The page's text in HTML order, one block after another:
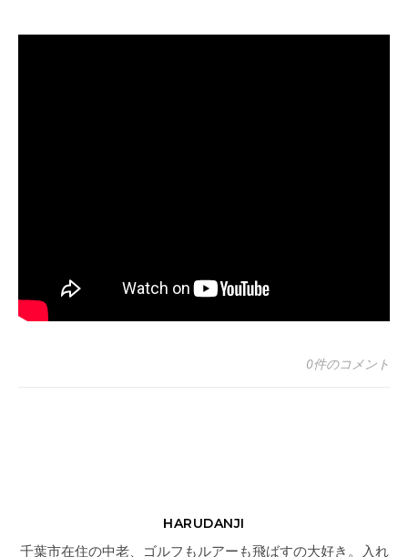
0件のコメント
HARUDANJI
千葉市在住の中老、ゴルフもルアーも飛ばすの大好き。入れ